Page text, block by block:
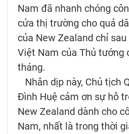
Nam đã nhanh chóng
cửa thị trường cho quả
của New Zealand chỉ
Việt Nam của Thủ tướng
tháng.
Nhân dịp này, Chủ tịch
Đình Huệ cảm ơn sự hỗ
New Zealand dành cho
Nam, nhất là trong thời